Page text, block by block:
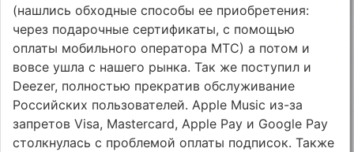
(нашлись обходные способы ее приобретения:
через подарочные сертификаты, с помощью
оплаты мобильного оператора МТС) а потом и
вовсе ушла с нашего рынка. Так же поступил и
Deezer, полностью прекратив обслуживание
Российских пользователей. Apple Music из-за
запретов Visa, Mastercard, Apple Pay и Google Pay
столкнулась с проблемой оплаты подписок. Также